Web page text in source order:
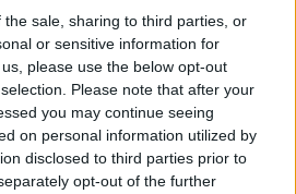
sale, sharing to third parties, or
or sensitive information for
please use the below opt-out
Please note that after your
you may continue seeing
on personal information utilized by
disclosed to third parties prior to
opt-out of the further
και αν θέλουμε λίγο
Προσθέτουμε λίγο νερό και
στους 180oC για 20’ με 30’